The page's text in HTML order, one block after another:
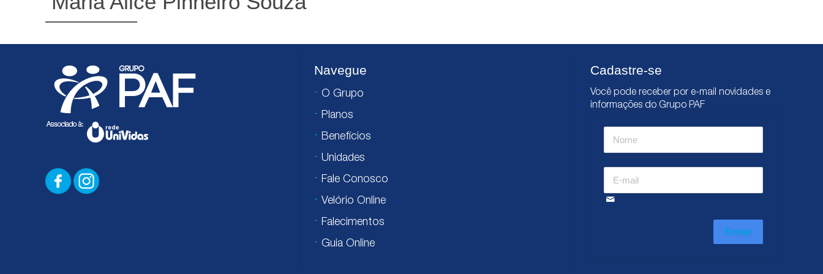
Navegue
O Grupo
Planos
Benefícios
Unidades
Fale Conosco
Velório Online
Falecimentos
Guia Online
Cadastre-se
Você pode receber por e-mail novidades e
informações do Grupo PAF
Enviar